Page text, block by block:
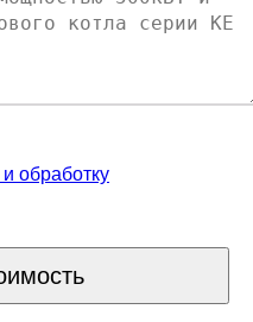
обработку